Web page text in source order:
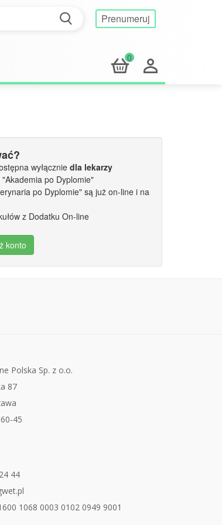
Prenumeruj
0
wyłącznie dla lekarzy
po Dyplomie"
po Dyplomie" są już on-line i na
z Dodatku On-line
konto
Polska Sp. z o.o.
87
45
44
1068 0003 0102 0949 9001